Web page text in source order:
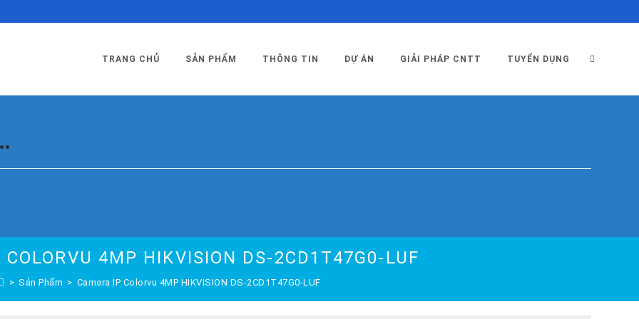
TRANG CHỦ SẢN PHẨM THÔNG TIN DỰ ÁN GIẢI PHÁP CNTT TUYỂN DỤNG TOGGLE
COLORVU 4MP HIKVISION DS-2CD1T47G0-LUF
> Sản Phẩm > Camera IP Colorvu 4MP HIKVISION DS-2CD1T47G0-LUF